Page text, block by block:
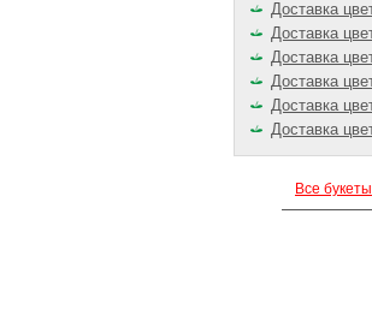
Доставка
Доставка
Доставка
Доставка
Доставка
Доставка
Все букеты